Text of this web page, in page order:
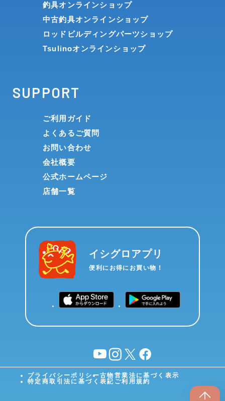
釣具オンラインショップ
中古釣具オンラインショップ
ロッドビルディングパーツショップ
Tsulinoオンラインショップ
SUPPORT
ご利用ガイド
よくあるご質問
お問い合わせ
会社概要
公式ホームページ
店舗一覧
イシグロアプリ
便利にお得にお買い物！
YouTubeinstagram
X facebook
プライバシーポリシー古物営業法に基づく表示
特定商取引法に基づく表記 ご利用規約